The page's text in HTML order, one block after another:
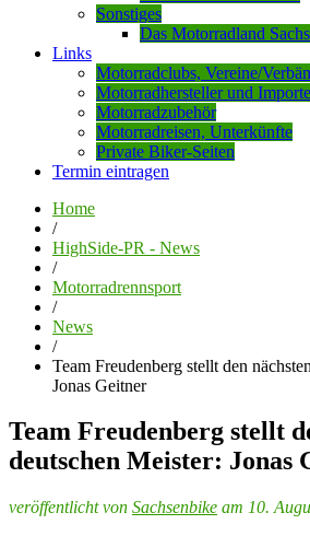
Sonstiges
Das Motorradland
Links
Motorradclubs, Vereine/
Motorradhersteller und
Motorradzubehör
Motorradreisen, Unterkünfte
Private Biker-Seiten
Termin eintragen
Home
/
HighSide-PR - News
/
Motorradrennsport
/
News
/
Team Freudenberg stellt den
Jonas Geitner
Team Freudenberg stellt
deutschen Meister: Jonas
veröffentlicht von Sachsenbike am 10.